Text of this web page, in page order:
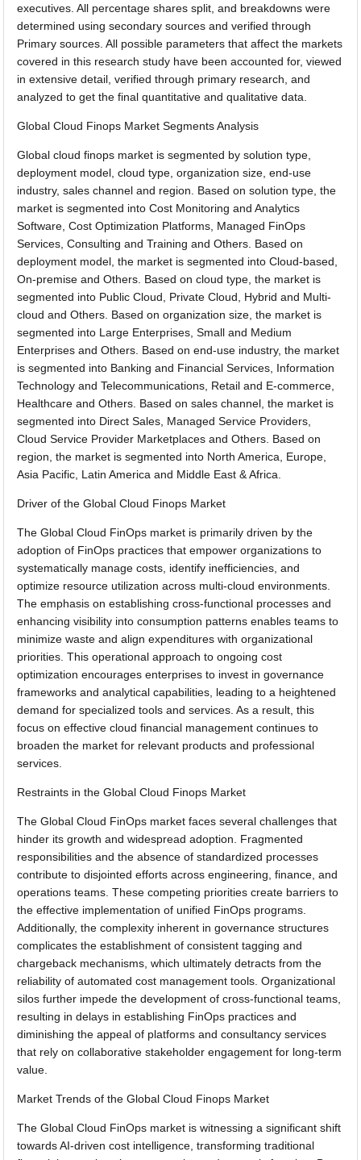
executives. All percentage shares split, and breakdowns were
determined using secondary sources and verified through
Primary sources. All possible parameters that affect the markets
covered in this research study have been accounted for, viewed
in extensive detail, verified through primary research, and
analyzed to get the final quantitative and qualitative data.
Global Cloud Finops Market Segments Analysis
Global cloud finops market is segmented by solution type,
deployment model, cloud type, organization size, end-use
industry, sales channel and region. Based on solution type, the
market is segmented into Cost Monitoring and Analytics
Software, Cost Optimization Platforms, Managed FinOps
Services, Consulting and Training and Others. Based on
deployment model, the market is segmented into Cloud-based,
On-premise and Others. Based on cloud type, the market is
segmented into Public Cloud, Private Cloud, Hybrid and Multi-
cloud and Others. Based on organization size, the market is
segmented into Large Enterprises, Small and Medium
Enterprises and Others. Based on end-use industry, the market
is segmented into Banking and Financial Services, Information
Technology and Telecommunications, Retail and E-commerce,
Healthcare and Others. Based on sales channel, the market is
segmented into Direct Sales, Managed Service Providers,
Cloud Service Provider Marketplaces and Others. Based on
region, the market is segmented into North America, Europe,
Asia Pacific, Latin America and Middle East & Africa.
Driver of the Global Cloud Finops Market
The Global Cloud FinOps market is primarily driven by the
adoption of FinOps practices that empower organizations to
systematically manage costs, identify inefficiencies, and
optimize resource utilization across multi-cloud environments.
The emphasis on establishing cross-functional processes and
enhancing visibility into consumption patterns enables teams to
minimize waste and align expenditures with organizational
priorities. This operational approach to ongoing cost
optimization encourages enterprises to invest in governance
frameworks and analytical capabilities, leading to a heightened
demand for specialized tools and services. As a result, this
focus on effective cloud financial management continues to
broaden the market for relevant products and professional
services.
Restraints in the Global Cloud Finops Market
The Global Cloud FinOps market faces several challenges that
hinder its growth and widespread adoption. Fragmented
responsibilities and the absence of standardized processes
contribute to disjointed efforts across engineering, finance, and
operations teams. These competing priorities create barriers to
the effective implementation of unified FinOps programs.
Additionally, the complexity inherent in governance structures
complicates the establishment of consistent tagging and
chargeback mechanisms, which ultimately detracts from the
reliability of automated cost management tools. Organizational
silos further impede the development of cross-functional teams,
resulting in delays in establishing FinOps practices and
diminishing the appeal of platforms and consultancy services
that rely on collaborative stakeholder engagement for long-term
value.
Market Trends of the Global Cloud Finops Market
The Global Cloud FinOps market is witnessing a significant shift
towards AI-driven cost intelligence, transforming traditional